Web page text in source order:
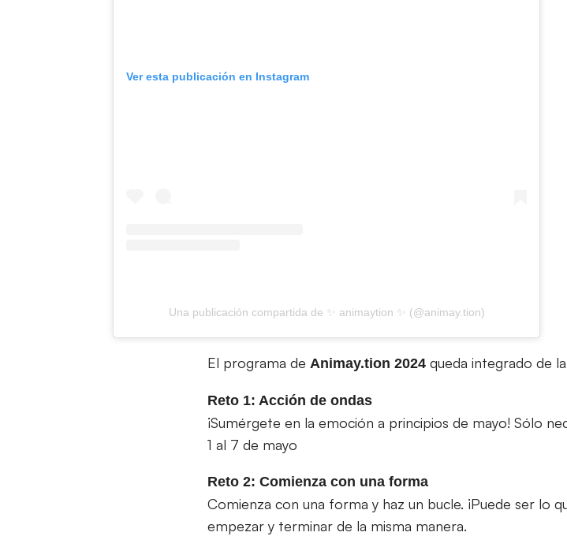
Ver esta publicación en Instagram
Una publicación compartida de ✨ animaytion ✨ (@animay.tion)
El programa de Animay.tion 2024 queda integrado de
Reto 1: Acción de ondas
¡Sumérgete en la emoción a principios de mayo! Sólo
1 al 7 de mayo
Reto 2: Comienza con una forma
Comienza con una forma y haz un bucle. ¡Puede ser lo
empezar y terminar de la misma manera.